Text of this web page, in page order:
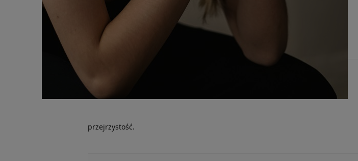
przejrzystość.